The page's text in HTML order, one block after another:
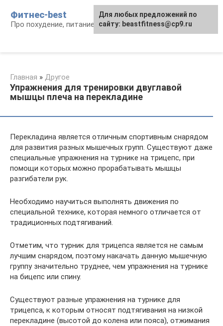
контенту
Фитнес-best
Про похудение, питание и фитнес
Главная » Другое
Упражнения для тренировки двуглавой
мышцы плеча на перекладине
Перекладина является отличным спортивным снарядом
для развития разных мышечных групп. Существуют даже
специальные упражнения на турнике на трицепс, при
помощи которых можно прорабатывать мышцы
разгибатели рук.
Необходимо научиться выполнять движения по
специальной технике, которая немного отличается от
традиционных подтягиваний.
Отметим, что турник для трицепса является не самым
лучшим снарядом, поэтому накачать данную мышечную
группу значительно труднее, чем упражнения на турнике
на бицепс или спину.
Существуют разные упражнения на турнике для
трицепса, к которым относят подтягивания на низкой
перекладине (высотой до колена или пояса), отжимания
Для любых предложений по
сайту: beastfitness@cp9.ru